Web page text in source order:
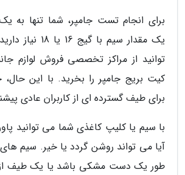
برای انجام تست جامپر، شما تنها به
یک مقدار سیم با
توانید از مراکز تخصصی فروش لوازم
کیت بریج جامپر را بخرید. با این
برای طیف گسترده ای از کاربران عادی
با سیم یا کلیپ کاغذی شما می توانید
آیا می تواند روشن گردد یا خیر. سیم های
طور یک دست مشکی باشد یا یک طیف